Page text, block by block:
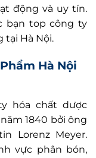
động và uy tín.
bạn top công ty
tại Hà Nội.
Hà Nội
hóa chất dược
1840 bởi ông
Lorenz Meyer.
vực phân bón,